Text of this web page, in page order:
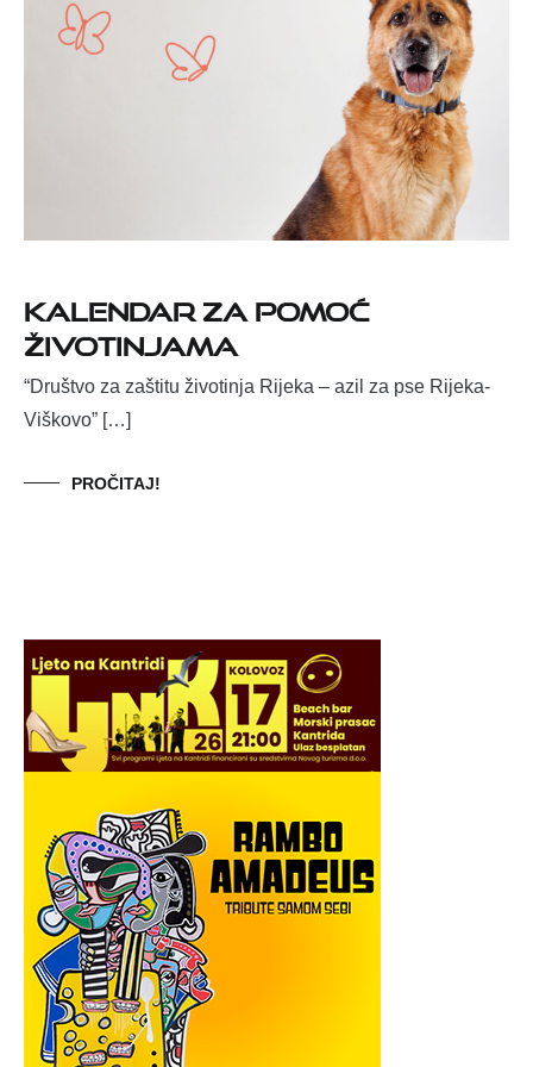
Kalendar za pomoć
životinjama
“Društvo za zaštitu životinja Rijeka – azil za pse Rijeka-
Viškovo” […]
PROČITAJ!